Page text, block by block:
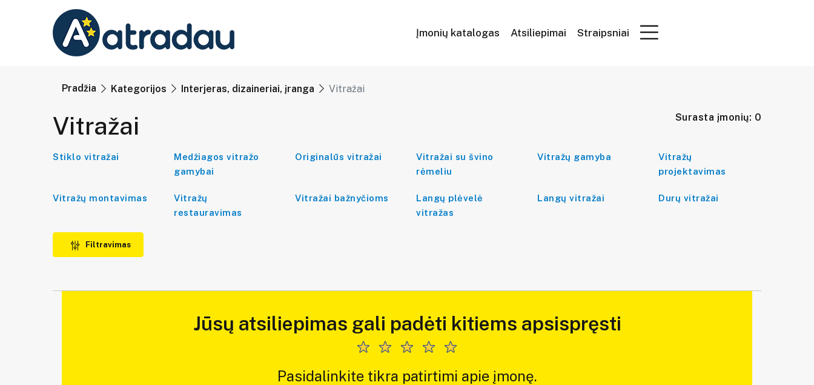
Įmonių katalogas Atsiliepimai Straipsniai
Pradžia Kategorijos Interjeras, dizaineriai, įranga Vitražai
Vitražai Surasta įmonių: 0
Stiklo vitražai
Medžiagos vitražo
gamybai
Originalūs vitražai
Vitražai su švino
rėmeliu
Vitražų gamyba
Vitražų
projektavimas
Vitražų montavimas
Vitražų
restauravimas
Vitražai bažnyčioms
Langų plėvelė
vitražas
Langų vitražai Durų vitražai
Filtravimas
Jūsų atsiliepimas gali padėti kitiems apsispręsti
Pasidalinkite tikra patirtimi apie įmonę.